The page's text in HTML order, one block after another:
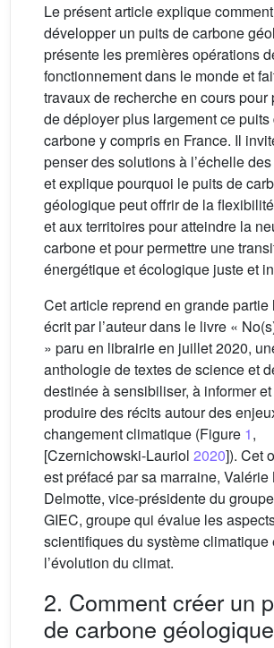
Le présent article explique comment
développer un puits de carbone
présente les premières opérations
fonctionnement dans le monde et
travaux de recherche en cours pour
de déployer plus largement ce puits
carbone y compris en France. Il
penser des solutions à l’échelle
et explique pourquoi le puits de
géologique peut offrir de la
et aux territoires pour atteindre la
carbone et pour permettre une
énergétique et écologique juste et
Cet article reprend en grande partie
écrit par l’auteur dans le livre «
» paru en librairie en juillet 2020,
anthologie de textes de science et
destinée à sensibiliser, à informer
produire des récits autour des
changement climatique (Figure 1,
[Czernichowski-Lauriol 2020]). Cet
est préfacé par sa marraine, Valérie
Delmotte, vice-présidente du
GIEC, groupe qui évalue les
scientifiques du système climatique
l’évolution du climat.
2. Comment créer un
de carbone